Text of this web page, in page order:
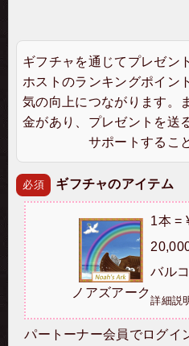
ギフチャを通じてプレゼン
ホストのランキングポイン
気の向上につながります。
金があり、プレゼントを送
サポートするこ
必須 ギフチャのアイテム
ノアズアーク
1本 =
バル
詳細説
パートーナー会員でログイ